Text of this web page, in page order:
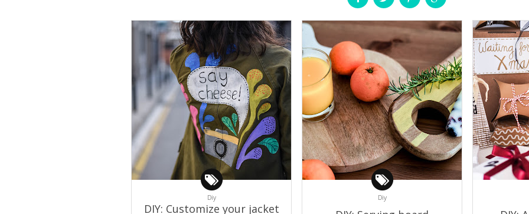
Diy
DIY: Customize your jacket
Diy